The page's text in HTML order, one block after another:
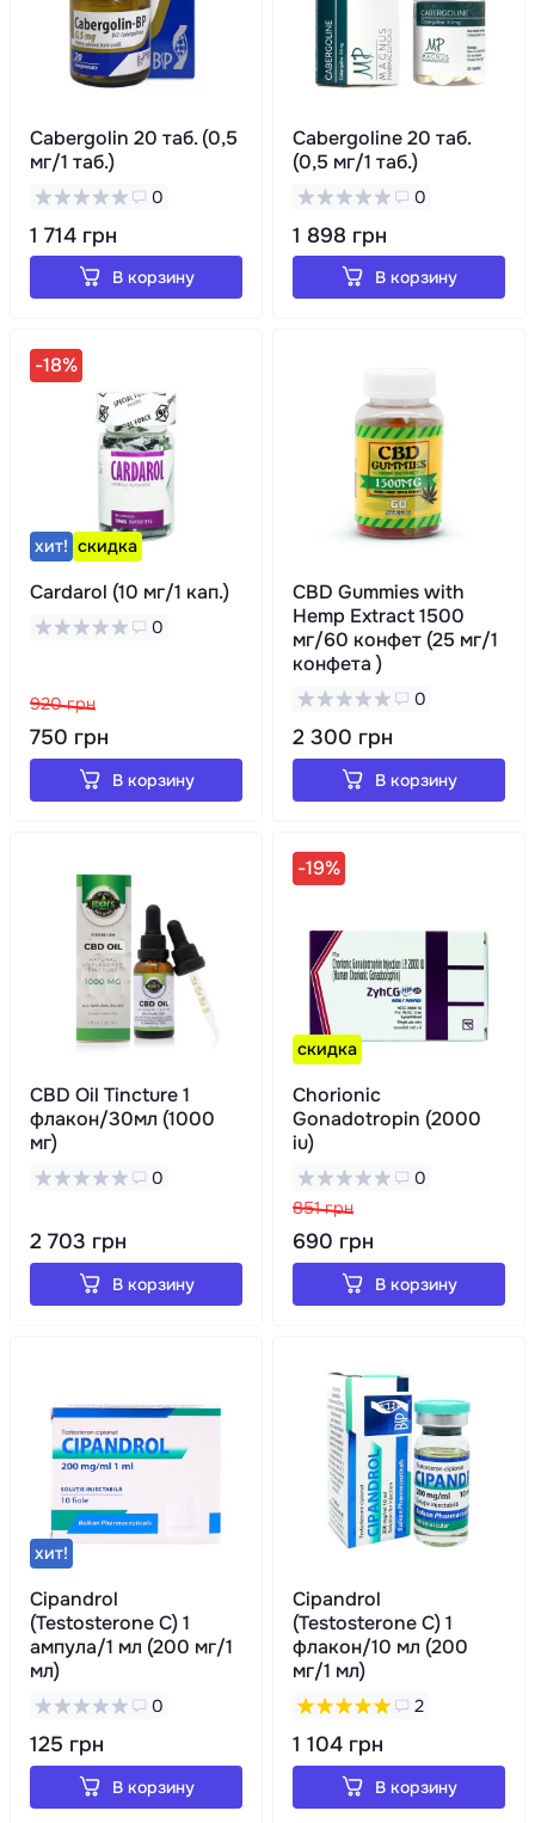
Cabergolin 20 таб. (0,5
мг/1 таб.)
0
1 714 грн
В корзину
Cabergoline 20 таб.
(0,5 мг/1 таб.)
0
1 898 грн
В корзину
-18%
хит! скидка
Cardarol (10 мг/1 кап.)
0
920 грн
750 грн
В корзину
CBD Gummies with
Hemp Extract 1500
мг/60 конфет (25 мг/1
конфета )
0
2 300 грн
В корзину
CBD Oil Tincture 1
флакон/30мл (1000
мг)
0
2 703 грн
В корзину
-19%
скидка
Chorionic
Gonadotropin (2000
iu)
0
851 грн
690 грн
В корзину
хит!
Cipandrol
(Testosterone C) 1
ампула/1 мл (200 мг/1
мл)
0
125 грн
В корзину
Cipandrol
(Testosterone C) 1
флакон/10 мл (200
мг/1 мл)
2
1 104 грн
В корзину